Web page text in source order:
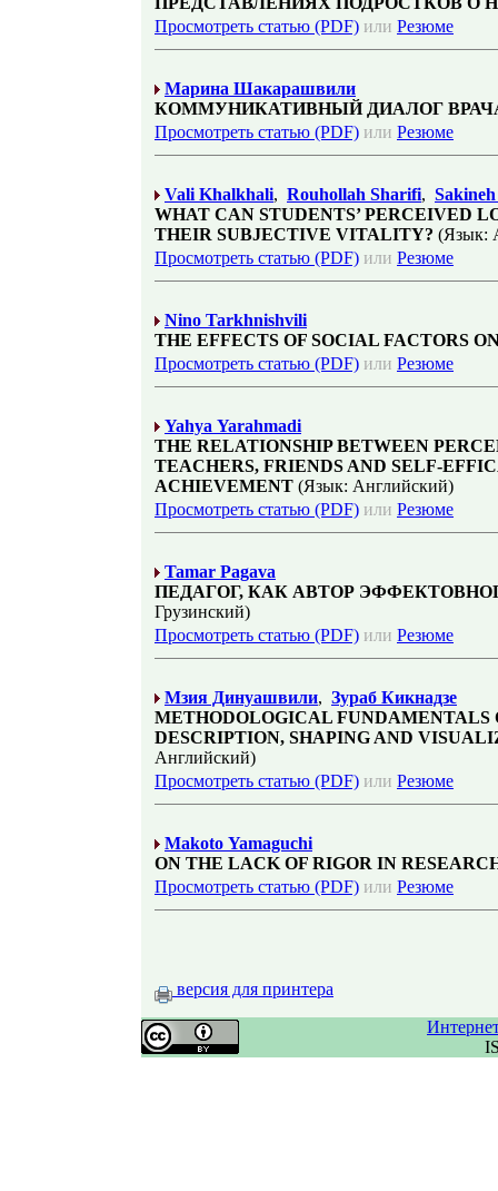
Просмотреть статью (PDF) или Резюме
Марина Шакарашвили
КОММУНИКАТИВНЫЙ ДИАЛОГ
Просмотреть статью (PDF) или Резюме
Vali Khalkhali, Rouhollah Sharifi,
WHAT CAN STUDENTS’ PERCEIVED
THEIR SUBJECTIVE VITALITY? (Язык:
Просмотреть статью (PDF) или Резюме
Nino Tarkhnishvili
THE EFFECTS OF SOCIAL FACTORS
Просмотреть статью (PDF) или Резюме
Yahya Yarahmadi
THE RELATIONSHIP BETWEEN
TEACHERS, FRIENDS AND SELF-
ACHIEVEMENT (Язык: Английский)
Просмотреть статью (PDF) или Резюме
Tamar Pagava
ПЕДАГОГ, КАК АВТОР
Грузинский)
Просмотреть статью (PDF) или Резюме
Мзия Динуашвили, Зураб Кикнадзе
METHODOLOGICAL FUNDAMENTALS
DESCRIPTION, SHAPING AND
Английский)
Просмотреть статью (PDF) или Резюме
Makoto Yamaguchi
ON THE LACK OF RIGOR IN
Просмотреть статью (PDF) или Резюме
версия для принтера